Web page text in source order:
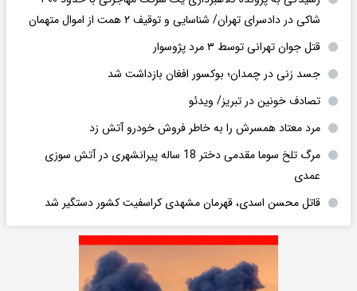
شاکی در دادسرای تهران/ شناسایی و توقیف ۲ همت از اموال متهمان
قتل جوان تهرانی توسط ۳ مرد پژوسوار
جسد زنی در چمدان؛ بوکسور افغان بازداشت شد
تصادف خونین در تبریز/ ویدئو
مرد معتاد همسرش را به خاطر فروش خودرو آتش زد
مرگ تلخ سوما مقدمی دختر 18 ساله پیرانشهری در آتش سوزی
عمدی
قاتل محسن اسدی، قهرمان مشهدی کراسفیت کشور دستگیر شد